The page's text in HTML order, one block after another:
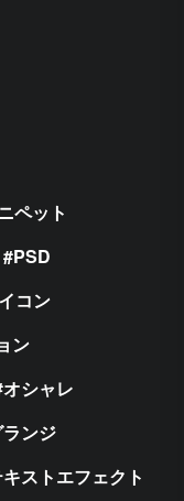
ペット
PSD
コン
ン
オシャレ
ンジ
ストエフェクト